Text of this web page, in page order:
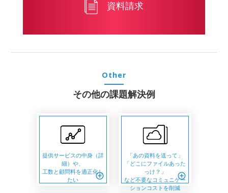
資料請求
Other
その他の課題解決例
提供サービスの中身（詳
細）や、
工数と顧問料を適正化し
たい
add_circle_outline
「あの資料を送って」
「どこにファイルあった
っけ？」
など不要なコミュニケー
ションコストを削減
add_circle_outline